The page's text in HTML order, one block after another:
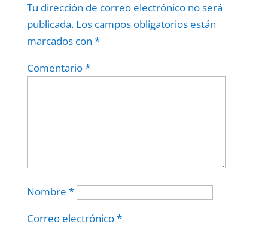
Tu dirección de correo electrónico no será
publicada. Los campos obligatorios están
marcados con *
Comentario*
Nombre *
Correo electrónico*